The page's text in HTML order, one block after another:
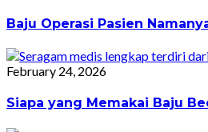
Baju Operasi Pasien
February 24, 2026
Siapa yang Memakai Baju